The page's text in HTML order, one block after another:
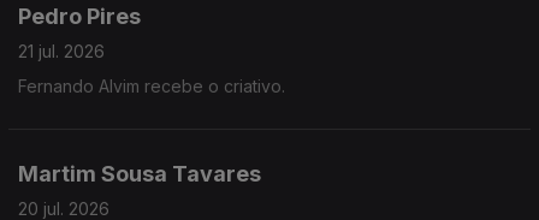
Pedro Pires
21 jul. 2026
Fernando Alvim recebe o criativo.
Martim Sousa Tavares
20 jul. 2026